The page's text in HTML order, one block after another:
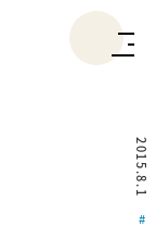
2015.8.1